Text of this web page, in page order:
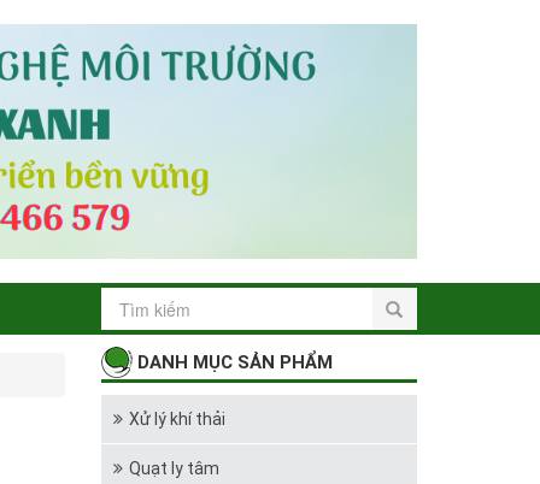
DANH MỤC SẢN PHẨM
Xử lý khí thải
Quạt ly tâm